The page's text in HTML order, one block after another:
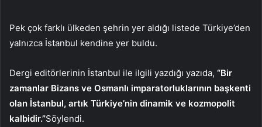
Pek çok farklı ülkeden şehrin yer aldığı listede Türkiye’den
yalnızca İstanbul kendine yer buldu.
Dergi editörlerinin İstanbul ile ilgili yazdığı yazıda, “Bir
zamanlar Bizans ve Osmanlı imparatorluklarının başkenti
olan İstanbul, artık Türkiye’nin dinamik ve kozmopolit
kalbidir.”Söylendi.